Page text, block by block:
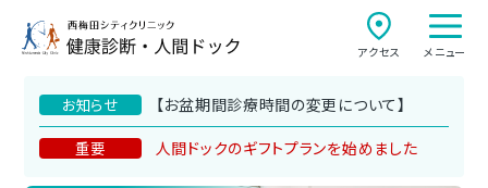
メニュー
アクセス
お知らせ 【お盆期間診療時間の変更について】
重要 人間ドックのギフトプランを始めました